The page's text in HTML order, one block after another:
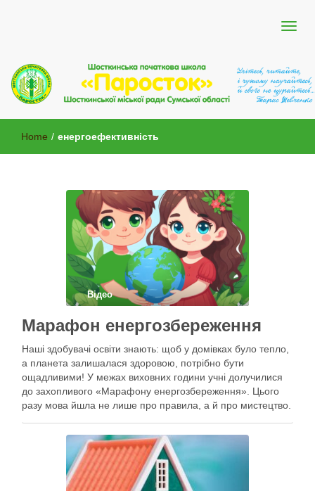
Шосткинська початкова школа
"Паросток"
Home / енергоефективність
Відео
Марафон енергозбереження
Наші здобувачі освіти знають: щоб у домівках було тепло,
а планета залишалася здоровою, потрібно бути
ощадливими! У межах виховних години учні долучилися
до захопливого «Марафону енергозбереження». Цього
разу мова йшла не лише про правила, а й про мистецтво.
втілили …